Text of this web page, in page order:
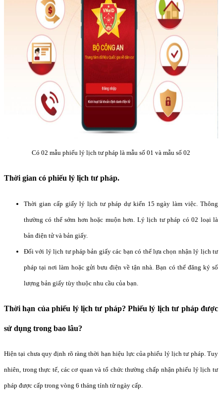
Có 02 mẫu phiếu lý lịch tư pháp là mẫu số 01 và mẫu số 02
Thời gian có phiếu lý lịch tư pháp.
Thời gian cấp giấy lý lịch tư pháp dự kiến 15 ngày làm việc. Thông
thường có thể sớm hơn hoặc muộn hơn. Lý lịch tư pháp có 02 loại là
bản điện tử và bản giấy.
Đối với lý lịch tư pháp bản giấy các bạn có thể lựa chọn nhận lý lịch tư
pháp tại nơi làm hoặc gửi bưu điện về tận nhà. Bạn có thể đăng ký số
lượng bản giấy tùy thuộc nhu cầu của bạn.
Thời hạn của phiếu lý lịch tư pháp? Phiếu lý lịch tư pháp được
sử dụng trong bao lâu?
Hiện tại chưa quy định rõ ràng thời hạn hiệu lực của phiếu lý lịch tư pháp. Tuy
nhiên, trong thực tế, các cơ quan và tổ chức thường chấp nhận phiếu lý lịch tư
pháp được cấp trong vòng 6 tháng tính từ ngày cấp.